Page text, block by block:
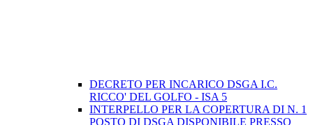
DECRETO PER INCARICO DSGA I.C.
RICCO' DEL GOLFO - ISA 5
INTERPELLO PER LA COPERTURA DI N. 1
POSTO DI DSGA DISPONIBILE PRESSO